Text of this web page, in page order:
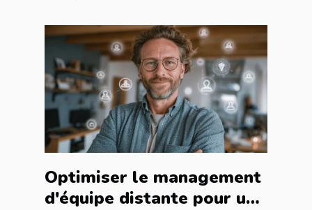
Optimiser le management
d'équipe distante pour une